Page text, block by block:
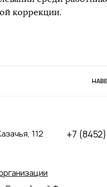
коррекции.
112
+7